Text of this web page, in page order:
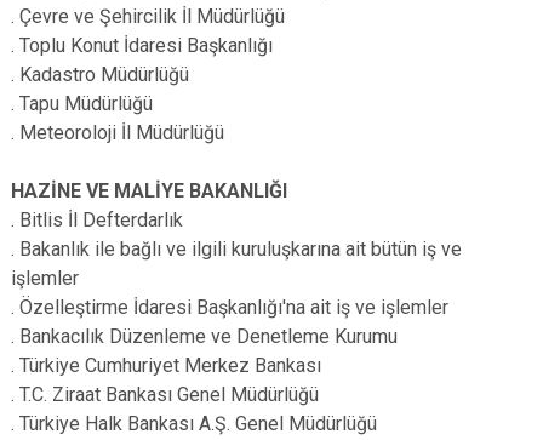
. Çevre ve Şehircilik İl Müdürlüğü
. Toplu Konut İdaresi Başkanlığı
. Kadastro Müdürlüğü
. Tapu Müdürlüğü
. Meteoroloji İl Müdürlüğü
HAZİNE VE MALİYE BAKANLIĞI
. Bitlis İl Defterdarlık
. Bakanlık ile bağlı ve ilgili kuruluşkarına ait bütün iş ve
işlemler
. Özelleştirme İdaresi Başkanlığı'na ait iş ve işlemler
. Bankacılık Düzenleme ve Denetleme Kurumu
. Türkiye Cumhuriyet Merkez Bankası
. T.C. Ziraat Bankası Genel Müdürlüğü
. Türkiye Halk Bankası A.Ş. Genel Müdürlüğü